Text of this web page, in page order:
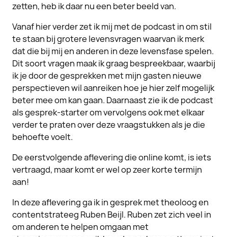
zetten, heb ik daar nu een beter beeld van.
Vanaf hier verder zet ik mij met de podcast in om stil
te staan bij grotere levensvragen waarvan ik merk
dat die bij mij en anderen in deze levensfase spelen.
Dit soort vragen maak ik graag bespreekbaar, waarbij
ik je door de gesprekken met mijn gasten nieuwe
perspectieven wil aanreiken hoe je hier zelf mogelijk
beter mee om kan gaan. Daarnaast zie ik de podcast
als gesprek-starter om vervolgens ook met elkaar
verder te praten over deze vraagstukken als je die
behoefte voelt.
De eerstvolgende aflevering die online komt, is iets
vertraagd, maar komt er wel op zeer korte termijn
aan!
In deze aflevering ga ik in gesprek met theoloog en
contentstrateeg Ruben Beijl. Ruben zet zich veel in
om anderen te helpen omgaan met